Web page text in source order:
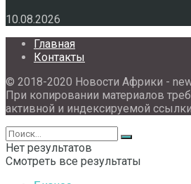
10.08.2026
Главная
Контакты
© 2018-2020 Новости Африки -
При копировании материалов
активной и индексируемой ссылки
Нет результатов
Смотреть все результаты